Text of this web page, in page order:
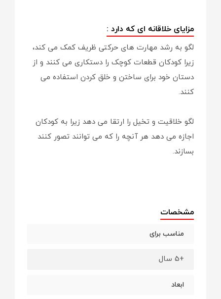
مزایای خلاقانه ای که دارد :
لگو به رشد مهارت های حرکتی ظریف کمک می کند،
زیرا کودکان قطعات کوچک را دستکاری می کنند و از
دستان خود برای ساختن و خلق کردن استفاده می
کنند.
لگو خلاقیت و تخیل را ارتقا می دهد زیرا به کودکان
اجازه می دهد هر آنچه را که می توانند تصور کنند
بسازند.
مشخصات
مناسب برای
+5 سال
ابعاد